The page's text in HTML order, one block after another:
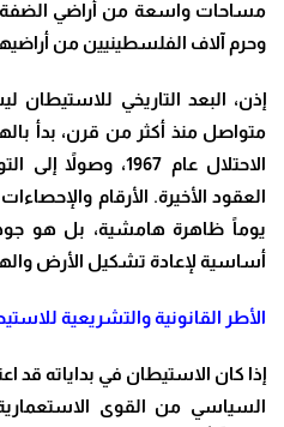
مساحات واسعة من أراضي الضفة
وحرم آلاف الفلسطينيين من
إذن، البعد التاريخي
متواصل منذ أكثر من قرن، بدأ
الاحتلال عام 1967،
العقود الأخيرة. الأرقام
يوماً ظاهرة هامشية، بل هو
أساسية لإعادة تشكيل الأرض
الأطر القانونية والتشريعية
إذا كان الاستيطان في بداياته قد
السياسي من القوى